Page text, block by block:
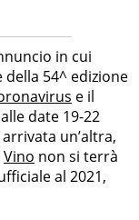
in cui
54^ edizione
e il
date 19-22
un’altra,
Vino non si terrà
al 2021,